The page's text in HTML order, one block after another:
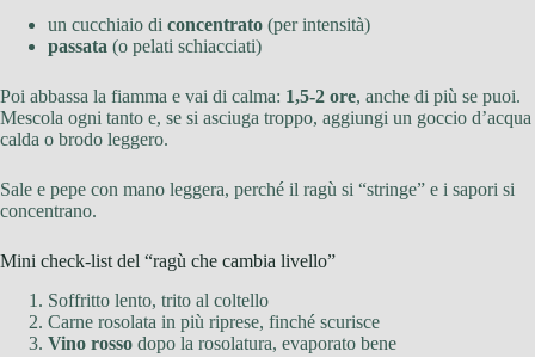
un cucchiaio di concentrato (per intensità)
passata (o pelati schiacciati)
Poi abbassa la fiamma e vai di calma: 1,5-2 ore, anche di più se puoi.
Mescola ogni tanto e, se si asciuga troppo, aggiungi un goccio d’acqua
calda o brodo leggero.
Sale e pepe con mano leggera, perché il ragù si “stringe” e i sapori si
concentrano.
Mini check-list del “ragù che cambia livello”
Soffritto lento, trito al coltello
Carne rosolata in più riprese, finché scurisce
Vino rosso dopo la rosolatura, evaporato bene